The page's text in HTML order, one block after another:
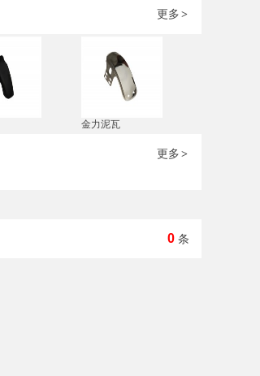
更多 >
金力泥瓦
更多 >
0 条